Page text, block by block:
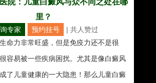
院：儿童白癜风与众不同之处在哪
里？
专家 预约挂号 | 共人赞过
力非常旺盛，但是免疫力还不是很
容易被一些疾病困扰。尤其是像白癜风
了儿童健康的一大隐患！那么儿童白癜